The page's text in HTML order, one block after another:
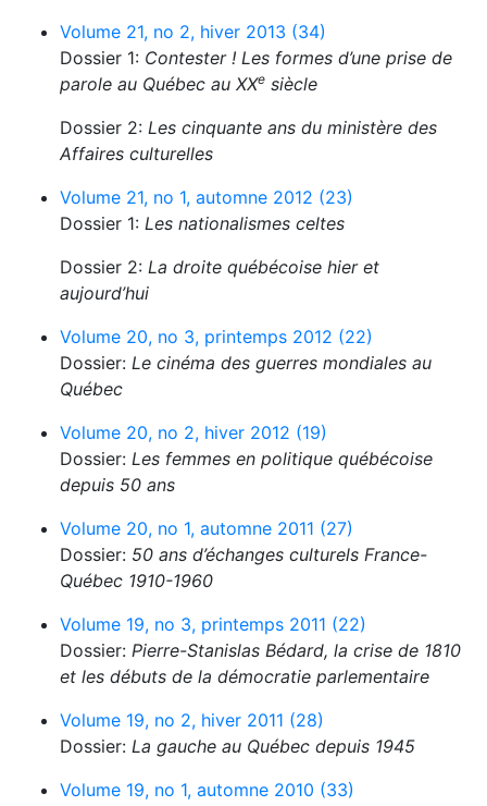
Volume 21, no 2, hiver 2013 (34)
Dossier 1: Contester ! Les formes d’une prise de
parole au Québec au XXe siècle
Dossier 2: Les cinquante ans du ministère des
Affaires culturelles
Volume 21, no 1, automne 2012 (23)
Dossier 1: Les nationalismes celtes
Dossier 2: La droite québécoise hier et
aujourd’hui
Volume 20, no 3, printemps 2012 (22)
Dossier: Le cinéma des guerres mondiales au
Québec
Volume 20, no 2, hiver 2012 (19)
Dossier: Les femmes en politique québécoise
depuis 50 ans
Volume 20, no 1, automne 2011 (27)
Dossier: 50 ans d’échanges culturels France-
Québec 1910-1960
Volume 19, no 3, printemps 2011 (22)
Dossier: Pierre-Stanislas Bédard, la crise de 1810
et les débuts de la démocratie parlementaire
Volume 19, no 2, hiver 2011 (28)
Dossier: La gauche au Québec depuis 1945
Volume 19, no 1, automne 2010 (33)